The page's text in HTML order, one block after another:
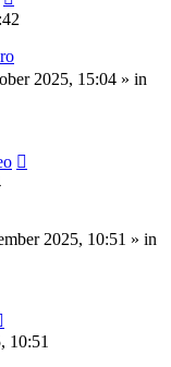
2025, 15:04 » in
2025, 10:51 » in
10:51